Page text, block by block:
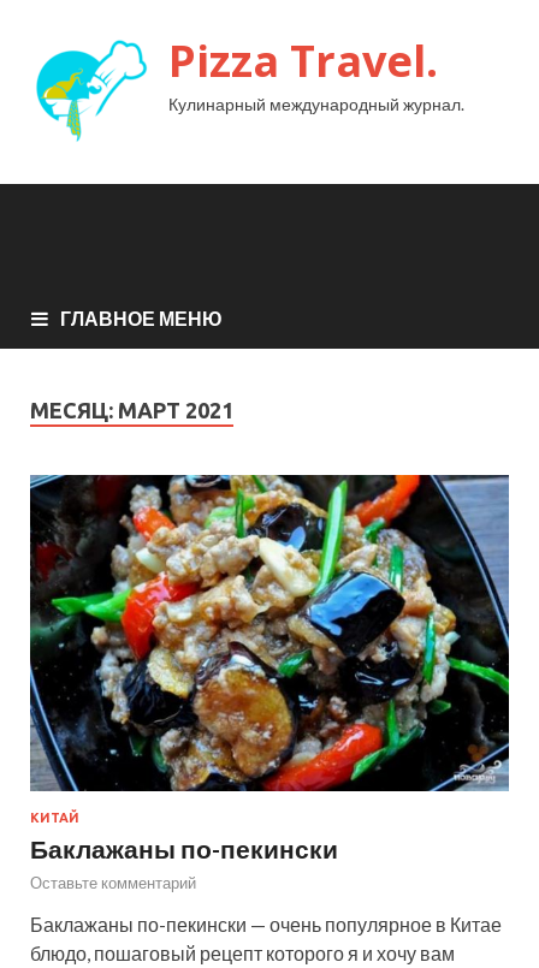
Pizza Travel.
Кулинарный международный журнал.
ГЛАВНОЕ МЕНЮ
МЕСЯЦ: МАРТ 2021
КИТАЙ
Баклажаны по-пекински
Оставьте комментарий
Баклажаны по-пекински — очень популярное в Китае
блюдо, пошаговый рецепт которого я и хочу вам